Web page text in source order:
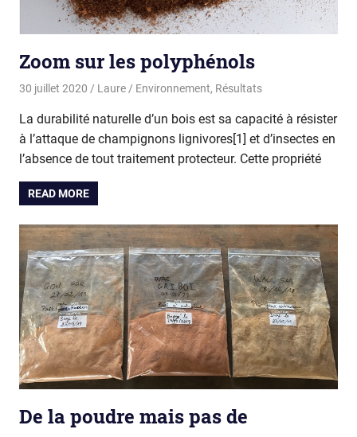
Zoom sur les polyphénols
30 juillet 2020 Laure Environnement, Résultats
La durabilité naturelle d’un bois est sa capacité à résister
à l’attaque de champignons lignivores[1] et d’insectes en
l’absence de tout traitement protecteur. Cette propriété
READ MORE
De la poudre mais pas de